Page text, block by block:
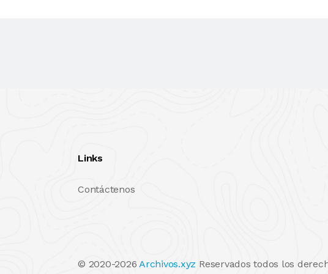
Links
Contáctenos
© 2020-2026Archivos.xyz Reservados todos los